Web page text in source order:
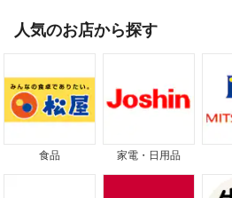
人気のお店から探す
食品 家電・日用品